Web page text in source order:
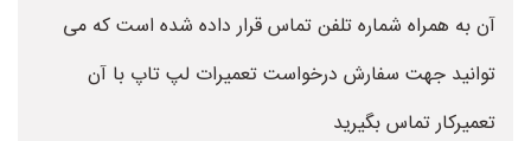
آن به همراه شماره تلفن تماس قرار داده شده است که می
توانید جهت سفارش درخواست تعمیرات لپ تاپ با آن
تعمیرکار تماس بگیرید